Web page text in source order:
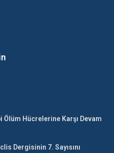
Ölüm Hücrelerine Karşı Devam
Dergisinin 7. Sayısını